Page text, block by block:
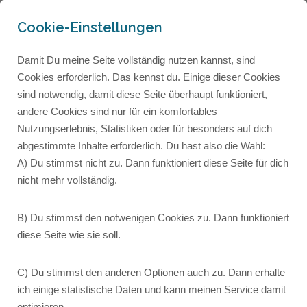
Kaffee für deine Stimme:
Cookie-Einstellungen
Damit Du meine Seite vollständig nutzen kannst, sind
Cookies erforderlich. Das kennst du. Einige dieser Cookies
sind notwendig, damit diese Seite überhaupt funktioniert,
andere Cookies sind nur für ein komfortables
Nutzungserlebnis, Statistiken oder für besonders auf dich
abgestimmte Inhalte erforderlich. Du hast also die Wahl:
A) Du stimmst nicht zu. Dann funktioniert diese Seite für dich
nicht mehr vollständig.
B) Du stimmst den notwenigen Cookies zu. Dann funktioniert
diese Seite wie sie soll.
C) Du stimmst den anderen Optionen auch zu. Dann erhalte
ich einige statistische Daten und kann meinen Service damit